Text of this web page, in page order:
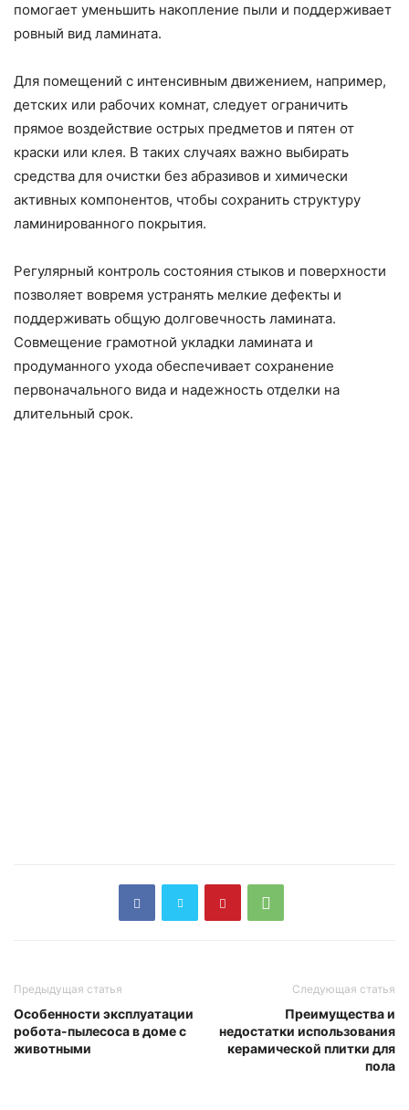
помогает уменьшить накопление пыли и поддерживает
ровный вид ламината.
Для помещений с интенсивным движением, например,
детских или рабочих комнат, следует ограничить
прямое воздействие острых предметов и пятен от
краски или клея. В таких случаях важно выбирать
средства для очистки без абразивов и химически
активных компонентов, чтобы сохранить структуру
ламинированного покрытия.
Регулярный контроль состояния стыков и поверхности
позволяет вовремя устранять мелкие дефекты и
поддерживать общую долговечность ламината.
Совмещение грамотной укладки ламината и
продуманного ухода обеспечивает сохранение
первоначального вида и надежность отделки на
длительный срок.
Предыдущая статья
Особенности эксплуатации
робота-пылесоса в доме с
животными
Следующая статья
Преимущества и
недостатки использования
керамической плитки для
пола